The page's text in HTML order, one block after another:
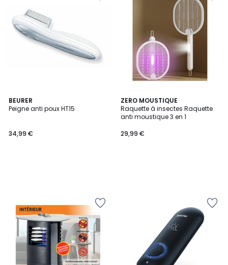
BEURER
Peigne anti poux HT15
34,99 €
ZERO MOUSTIQUE
Raquette à insectes Raquette
anti moustique 3 en 1
29,99 €